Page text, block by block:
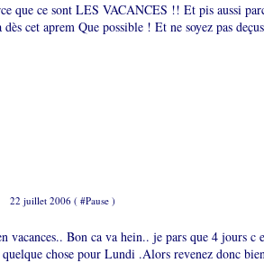
que ce sont LES VACANCES !! Et pis aussi
cet aprem Que possible ! Et ne soyez pas
22 juillet 2006 ( #Pause)
vacances.. Bon ca va hein.. je pars que 4 jours c
chose pour Lundi .Alors revenez donc